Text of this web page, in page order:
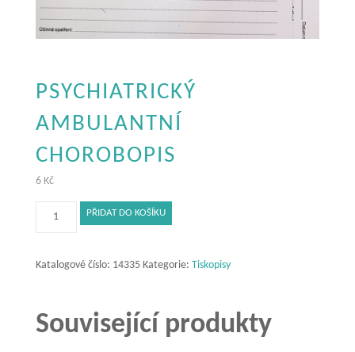
PSYCHIATRICKÝ
AMBULANTNÍ
CHOROBOPIS
6 Kč
Psychiatrický
ambulantní
množství
PŘIDAT DO KOŠÍKU
Katalogové číslo: 14335 Kategorie: Tiskopisy
Související produkty